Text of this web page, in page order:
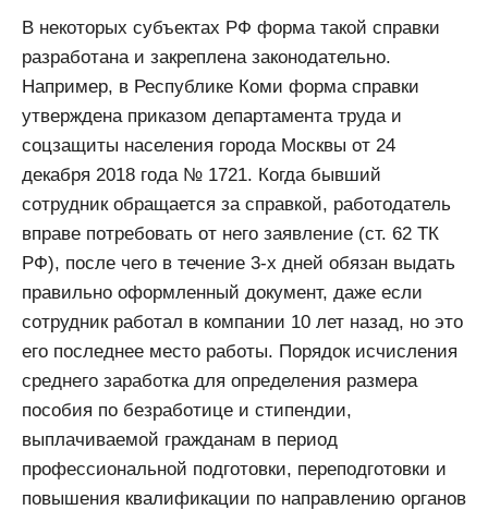
В некоторых субъектах РФ форма такой справки
разработана и закреплена законодательно.
Например, в Республике Коми форма справки
утверждена приказом департамента труда и
соцзащиты населения города Москвы от 24
декабря 2018 года № 1721. Когда бывший
сотрудник обращается за справкой, работодатель
вправе потребовать от него заявление (ст. 62 ТК
РФ), после чего в течение 3-х дней обязан выдать
правильно оформленный документ, даже если
сотрудник работал в компании 10 лет назад, но это
его последнее место работы. Порядок исчисления
среднего заработка для определения размера
пособия по безработице и стипендии,
выплачиваемой гражданам в период
профессиональной подготовки, переподготовки и
повышения квалификации по направлению органов